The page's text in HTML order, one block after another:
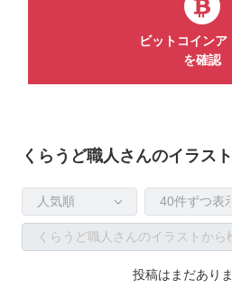
★四月桜素材集 背景・枠・挿絵
https://onl.tw/Ed9Gjdf
https://onl.tw/ZhSmuPS
https://onl.tw/yUf68a8
★クラシック&アンティーク枠
https://onl.tw/Tk124bV
★和紙・シンプル背景壁紙
ビットコインア
を確認
くらうど職人さんのイラスト
投稿はまだありま